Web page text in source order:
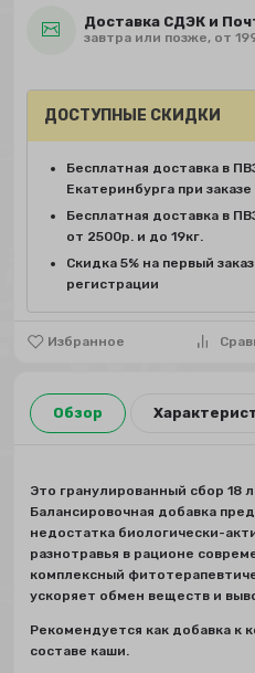
Доставка СДЭК и
завтра или позже, от
Избранное
ДОСТУПНЫЕ СКИДКИ
Бесплатная доставка в
Екатеринбурга при
Бесплатная доставка в
от 2500р. и до 19кг.
Скидка 5% на первый
регистрации
Обзор
Это гранулированный сбор 18
Балансировочная добавка
недостатка биологически-
разнотравья в рационе
комплексный
ускоряет обмен веществ и
Рекомендуется как добавка к
составе каши.